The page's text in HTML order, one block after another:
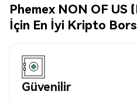
Phemex NON OF US
İçin En İyi Kripto
Güvenilir